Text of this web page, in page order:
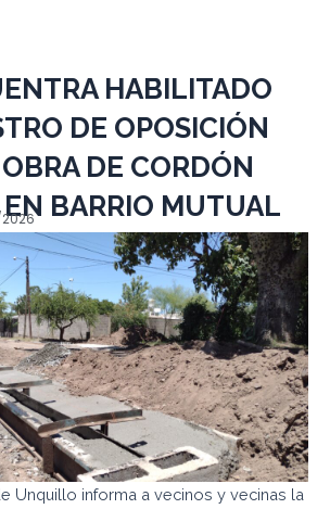
HABILITADO
DE OPOSICIÓN
DE CORDÓN
BARRIO MUTUAL
Unquillo informa a vecinos y vecinas la